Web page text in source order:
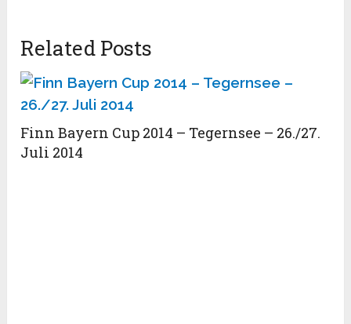
Related Posts
Finn Bayern Cup 2014 – Tegernsee – 26./27.
Juli 2014